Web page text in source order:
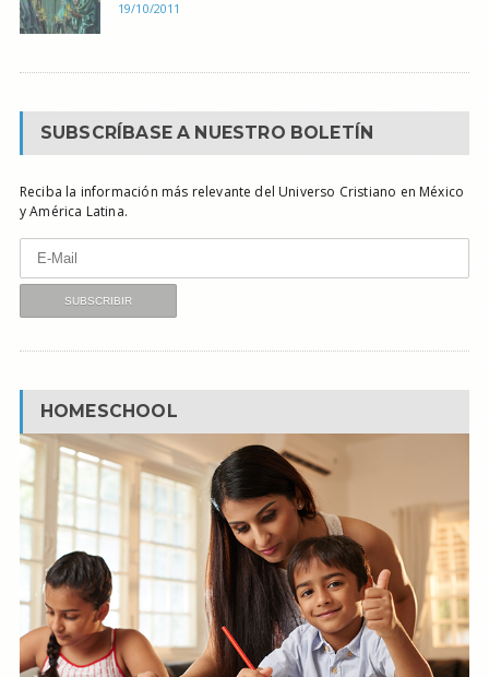
19/10/2011
SUBSCRÍBASE A NUESTRO BOLETÍN
Reciba la información más relevante del Universo Cristiano en México
y América Latina.
HOMESCHOOL